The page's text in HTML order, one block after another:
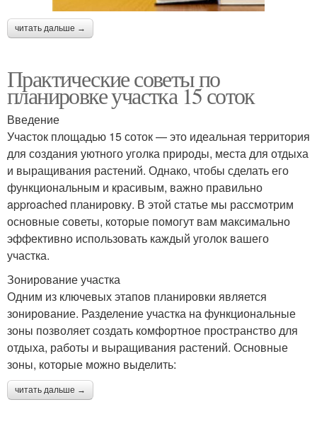
читать дальше →
Практические советы по
планировке участка 15 соток
Введение
Участок площадью 15 соток — это идеальная территория
для создания уютного уголка природы, места для отдыха
и выращивания растений. Однако, чтобы сделать его
функциональным и красивым, важно правильно
approached планировку. В этой статье мы рассмотрим
основные советы, которые помогут вам максимально
эффективно использовать каждый уголок вашего
участка.
Зонирование участка
Одним из ключевых этапов планировки является
зонирование. Разделение участка на функциональные
зоны позволяет создать комфортное пространство для
отдыха, работы и выращивания растений. Основные
зоны, которые можно выделить:
читать дальше →